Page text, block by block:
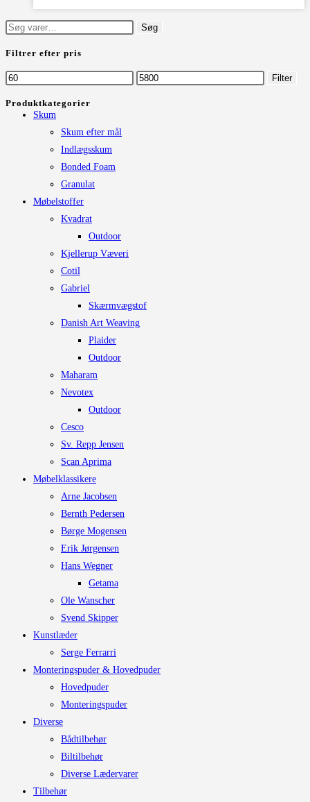
har
flere
Mulighederne
Søg
Søg
Filtrer efter pris
Mindste
Højeste
Filter
Produktkategorier
Skum
Skum efter mål
Indlægsskum
Bonded Foam
Granulat
Møbelstoffer
Kvadrat
Outdoor
Kjellerup Væveri
Cotil
Gabriel
Skærmvægstof
Danish Art Weaving
Plaider
Outdoor
Maharam
Nevotex
Outdoor
Cesco
Sv. Repp Jensen
Scan Aprima
Møbelklassikere
Arne Jacobsen
Bernth Pedersen
Børge Mogensen
Erik Jørgensen
Hans Wegner
Getama
Ole Wanscher
Svend Skipper
Kunstlæder
Serge Ferrarri
Monteringspuder & Hovedpuder
Hovedpuder
Monteringspuder
Diverse
Bådtilbehør
Biltilbehør
Diverse Lædervarer
Tilbehør